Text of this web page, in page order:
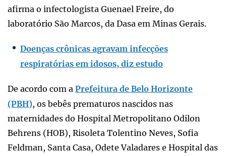
afirma o infectologista Guenael Freire, do
laboratório São Marcos, da Dasa em Minas Gerais.
Doenças crônicas agravam infecções
respiratórias em idosos, diz estudo
De acordo com a Prefeitura de Belo Horizonte
(PBH), os bebês prematuros nascidos nas
maternidades do Hospital Metropolitano Odilon
Behrens (HOB), Risoleta Tolentino Neves, Sofia
Feldman, Santa Casa, Odete Valadares e Hospital das